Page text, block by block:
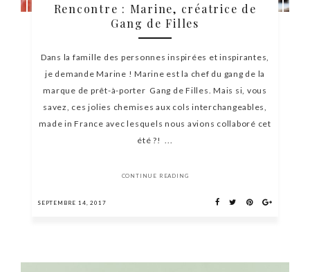
Rencontre : Marine, créatrice de
Gang de Filles
Dans la famille des personnes inspirées et inspirantes,
je demande Marine ! Marine est la chef du gang de la
marque de prêt-à-porter Gang de Filles. Mais si, vous
savez, ces jolies chemises aux cols interchangeables,
made in France avec lesquels nous avions collaboré cet
été ?! ...
CONTINUE READING
SEPTEMBRE 14, 2017